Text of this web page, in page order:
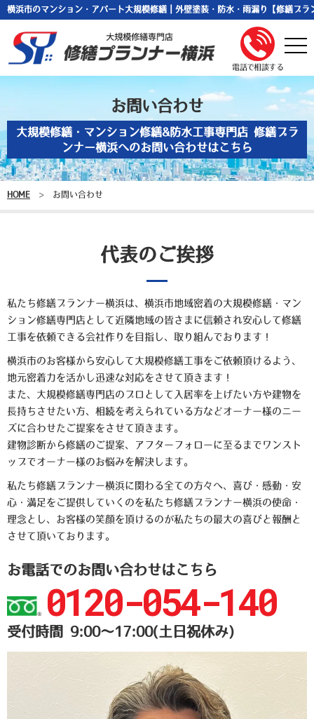
横浜市のマンション・アパート大規模修繕｜外壁塗装・防水・雨漏り【修繕プラ
電話で相談する
お問い合わせ
大規模修繕・マンション修繕&防水工事専門店 修繕プラ
ンナー横浜へのお問い合わせはこちら
HOME > お問い合わせ
代表のご挨拶
私たち修繕プランナー横浜は、横浜市地域密着の大規模修繕・マン
ション修繕専門店として近隣地域の皆さまに信頼され安心して修繕
工事を依頼できる会社作りを目指し、取り組んでおります！
横浜市のお客様から安心して大規模修繕工事をご依頼頂けるよう、
地元密着力を活かし迅速な対応をさせて頂きます！
また、大規模修繕専門店のプロとして入居率を上げたい方や建物を
長持ちさせたい方、相続を考えられている方などオーナー様のニー
ズに合わせたご提案をさせて頂きます。
建物診断から修繕のご提案、アフターフォローに至るまでワンスト
ップでオーナー様のお悩みを解決します。
私たち修繕プランナー横浜に関わる全ての方々へ、喜び・感動・安
心・満足をご提供していくのを私たち修繕プランナー横浜の使命・
理念とし、お客様の笑顔を頂けるのが私たちの最大の喜びと報酬と
させて頂いております。
お電話でのお問い合わせはこちら
0120-054-140
受付時間 9:00～17:00(土日祝休み)